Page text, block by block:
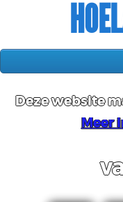
Deze website
Meer